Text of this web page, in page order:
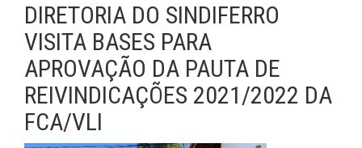
DIRETORIA DO SINDIFERRO
VISITA BASES PARA
APROVAÇÃO DA PAUTA DE
REIVINDICAÇÕES 2021/2022 DA
FCA/VLI